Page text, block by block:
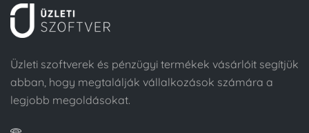
Üzleti szoftverek és pénzügyi termékek vásárlóit segítjük
abban, hogy megtalálják vállalkozások számára a
legjobb megoldásokat.